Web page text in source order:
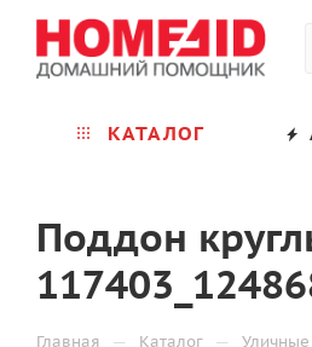
КАТАЛОГ
Поддон
Главная — Каталог —